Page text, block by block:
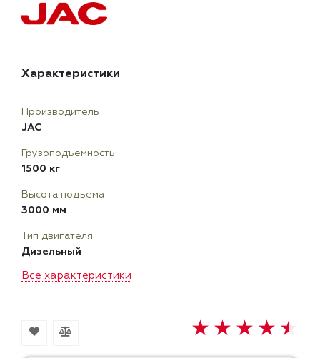
Характеристики
Все характеристики
Производитель
JAC
Грузоподъемность
1500 кг
Высота подъема
3000 мм
Тип двигателя
Дизельный